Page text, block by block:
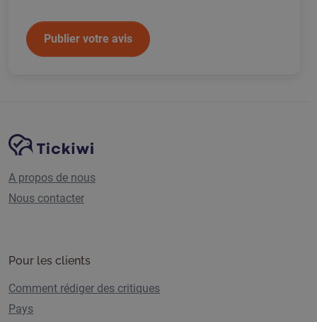
Publier votre avis
Navigation du sitePlate-forme Tickiwi
A propos de nous
Nous contacter
Pour les clients
Comment rédiger des critiques
Pays